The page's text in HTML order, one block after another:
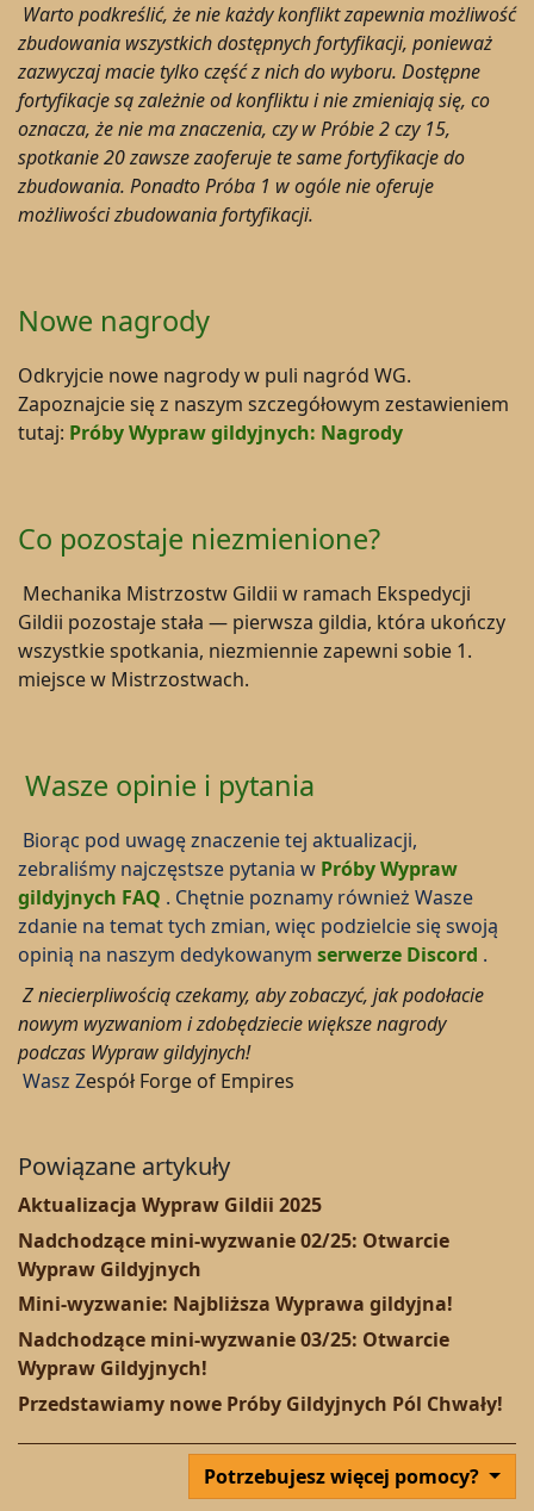
Warto podkreślić, że nie każdy konflikt zapewnia możliwość
zbudowania wszystkich dostępnych fortyfikacji, ponieważ
zazwyczaj macie tylko część z nich do wyboru. Dostępne
fortyfikacje są zależnie od konfliktu i nie zmieniają się, co
oznacza, że nie ma znaczenia, czy w Próbie 2 czy 15,
spotkanie 20 zawsze zaoferuje te same fortyfikacje do
zbudowania. Ponadto Próba 1 w ogóle nie oferuje
możliwości zbudowania fortyfikacji.
Nowe nagrody
Odkryjcie nowe nagrody w puli nagród WG.
Zapoznajcie się z naszym szczegółowym zestawieniem
tutaj: Próby Wypraw gildyjnych: Nagrody
Co pozostaje niezmienione?
Mechanika Mistrzostw Gildii w ramach Ekspedycji
Gildii pozostaje stała — pierwsza gildia, która ukończy
wszystkie spotkania, niezmiennie zapewni sobie 1.
miejsce w Mistrzostwach.
Wasze opinie i pytania
Biorąc pod uwagę znaczenie tej aktualizacji,
zebraliśmy najczęstsze pytania w Próby Wypraw
gildyjnych FAQ . Chętnie poznamy również Wasze
zdanie na temat tych zmian, więc podzielcie się swoją
opinią na naszym dedykowanym serwerze Discord .
Z niecierpliwością czekamy, aby zobaczyć, jak podołacie
nowym wyzwaniom i zdobędziecie większe nagrody
podczas Wypraw gildyjnych!
Wasz Zespół Forge of Empires
Powiązane artykuły
Aktualizacja Wypraw Gildii 2025
Nadchodzące mini-wyzwanie 02/25: Otwarcie
Wypraw Gildyjnych
Mini-wyzwanie: Najbliższa Wyprawa gildyjna!
Nadchodzące mini-wyzwanie 03/25: Otwarcie
Wypraw Gildyjnych!
Przedstawiamy nowe Próby Gildyjnych Pól Chwały!
Potrzebujesz więcej pomocy?